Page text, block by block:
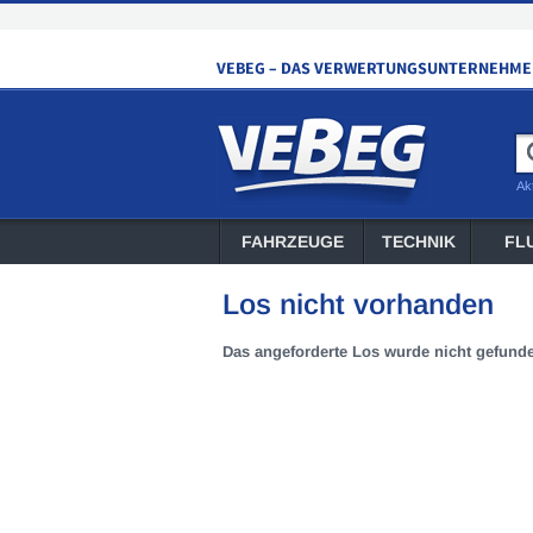
FAHRZEUGE TECHNIK
Los nicht vorhanden
Das angeforderte Los wurde nicht